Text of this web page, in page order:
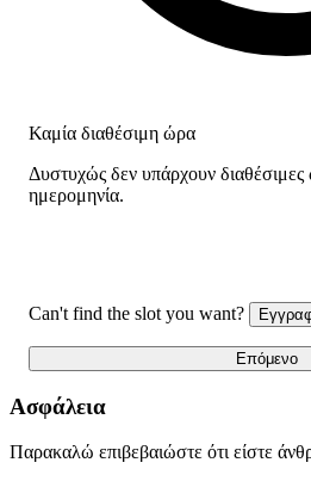
Καμία διαθέσιμη ώρα
Δυστυχώς δεν υπάρχουν διαθέσιμες
ημερομηνία.
Can't find the slot you want?
Επόμενο
Ασφάλεια
Παρακαλώ επιβεβαιώστε ότι είστε